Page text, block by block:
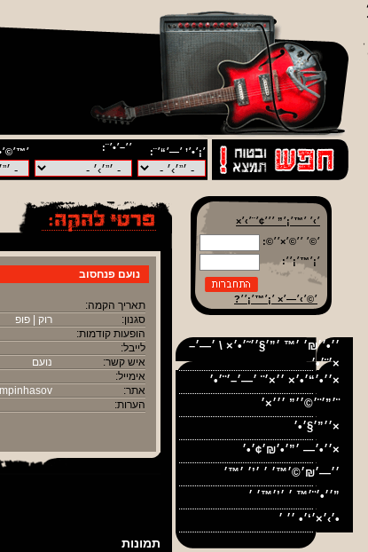
׳׳–׳•׳¨: ׳¡׳•׳’ ׳—׳“׳¨:
נועם פנחסוב
תאריך הקמה:
רוק | פופ
סגנון:
הופעות קודמות:
לייבל:
נועם
איש קשר:
אימייל:
אתר:
הערות:
תמונות
׳›׳ ׳™׳¡׳” ׳׳׳¢׳¨׳›׳×
׳©׳ ׳׳©׳×׳׳©:
׳¡׳™׳¡׳׳:
׳©׳›׳—׳× ׳¡׳™׳¡׳׳?
׳׳•׳׳₪׳ ׳™ ׳”׳§׳׳˜׳•׳× \ ׳—׳–
׳¨׳•׳×
׳׳•׳“׳•׳× ׳׳×׳¨ ׳—׳–׳¨׳•׳×
׳”׳¨׳©׳׳” ׳׳׳×׳¨
׳׳”׳§׳•׳×
׳׳•׳— ׳”׳•׳₪׳¢׳•׳×
׳׳•׳¨׳™ ׳ ׳’׳™׳ ׳”
׳›׳×׳‘׳• ׳׳ ׳•